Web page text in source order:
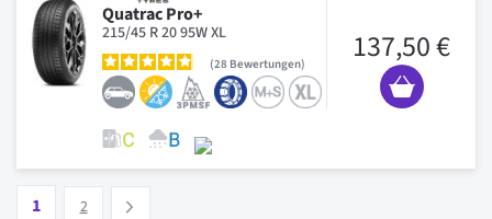
Quatrac Pro+
215/45 R 20 95W XL
28 Bewertungen 137,50 €
Vous lisez actuellement la page
1 2